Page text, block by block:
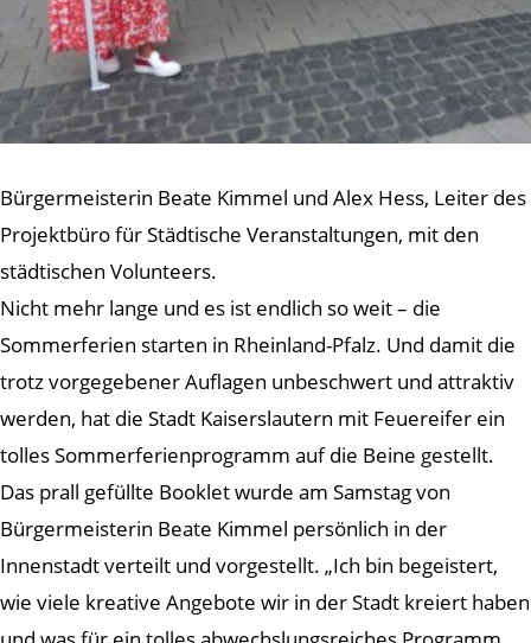
Bürgermeisterin Beate Kimmel und Alex Hess, Leiter des
Projektbüro für Städtische Veranstaltungen, mit den
städtischen Volunteers.
Nicht mehr lange und es ist endlich so weit – die
Sommerferien starten in Rheinland-Pfalz. Und damit die
trotz vorgegebener Auflagen unbeschwert und attraktiv
werden, hat die Stadt Kaiserslautern mit Feuereifer ein
tolles Sommerferienprogramm auf die Beine gestellt.
Das prall gefüllte Booklet wurde am Samstag von
Bürgermeisterin Beate Kimmel persönlich in der
Innenstadt verteilt und vorgestellt. „Ich bin begeistert,
wie viele kreative Angebote wir in der Stadt kreiert haben